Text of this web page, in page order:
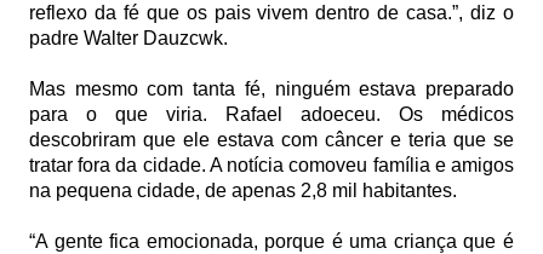
reflexo da fé que os pais vivem dentro de casa.”, diz o
padre Walter Dauzcwk.
Mas mesmo com tanta fé, ninguém estava preparado
para o que viria. Rafael adoeceu. Os médicos
descobriram que ele estava com câncer e teria que se
tratar fora da cidade. A notícia comoveu família e amigos
na pequena cidade, de apenas 2,8 mil habitantes.
“A gente fica emocionada, porque é uma criança que é